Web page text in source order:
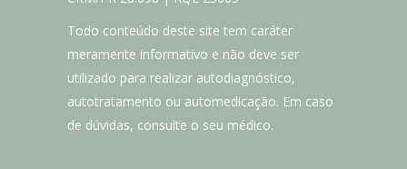
Todo conteúdo deste site tem caráter
meramente informativo e não deve ser
utilizado para realizar autodiagnóstico,
autotratamento ou automedicação. Em caso
de dúvidas, consulte o seu médico.